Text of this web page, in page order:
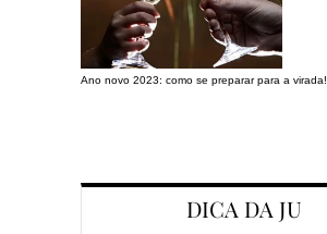
Ano novo 2023: como se preparar para a virada!
DICA DA JU